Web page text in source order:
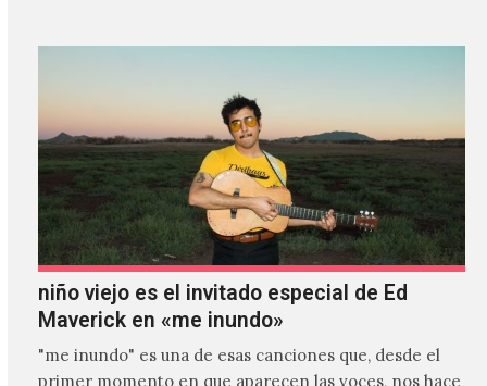
niño viejo es el invitado especial de Ed
Maverick en «me inundo»
"me inundo" es una de esas canciones que, desde el
primer momento en que aparecen las voces, nos hace